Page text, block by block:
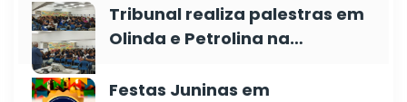
Tribunal realiza palestras em
Olinda e Petrolina na…
Festas Juninas em